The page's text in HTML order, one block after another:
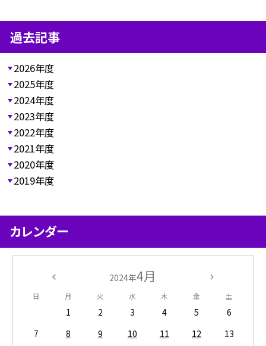
過去記事
2026年度
2025年度
2024年度
2023年度
2022年度
2021年度
2020年度
2019年度
カレンダー
2024年4月
日 月 火 水 木 金 土
1 2 3 4 5
6
7
8 9 10 11 12
13